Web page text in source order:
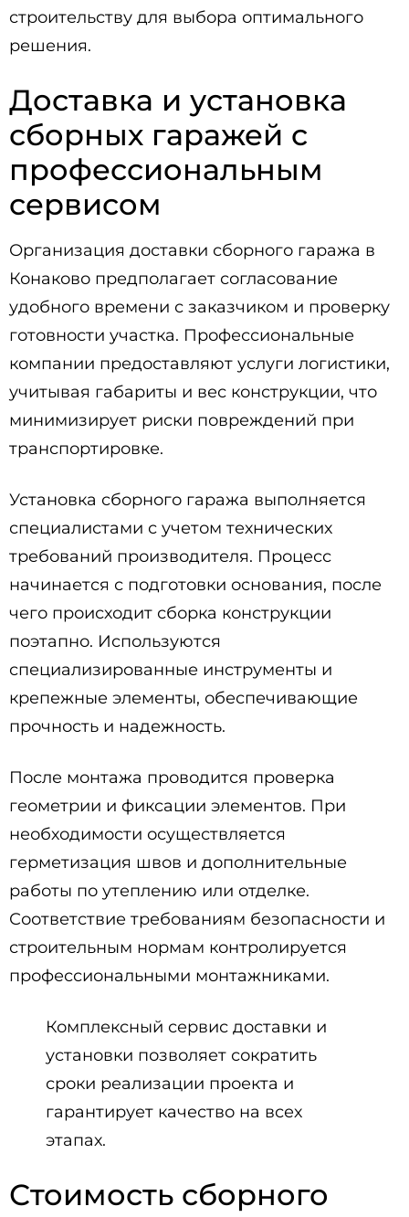
строительству для выбора оптимального
решения.
Доставка и установка
сборных гаражей с
профессиональным
сервисом
Организация доставки сборного гаража в
Конаково предполагает согласование
удобного времени с заказчиком и проверку
готовности участка. Профессиональные
компании предоставляют услуги логистики,
учитывая габариты и вес конструкции, что
минимизирует риски повреждений при
транспортировке.
Установка сборного гаража выполняется
специалистами с учетом технических
требований производителя. Процесс
начинается с подготовки основания, после
чего происходит сборка конструкции
поэтапно. Используются
специализированные инструменты и
крепежные элементы, обеспечивающие
прочность и надежность.
После монтажа проводится проверка
геометрии и фиксации элементов. При
необходимости осуществляется
герметизация швов и дополнительные
работы по утеплению или отделке.
Соответствие требованиям безопасности и
строительным нормам контролируется
профессиональными монтажниками.
Комплексный сервис доставки и
установки позволяет сократить
сроки реализации проекта и
гарантирует качество на всех
этапах.
Стоимость сборного